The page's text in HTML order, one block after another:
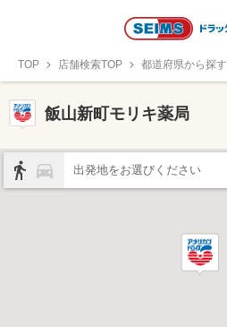
TOP 店舗検索TOP 都道府県から探す
飯山新町モリキ薬局
出発地をお選びください